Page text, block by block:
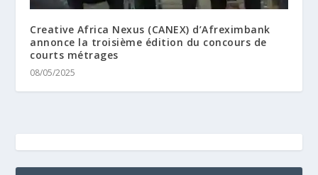
Creative Africa Nexus (CANEX) d’Afreximbank
annonce la troisième édition du concours de
courts métrages
08/05/2025